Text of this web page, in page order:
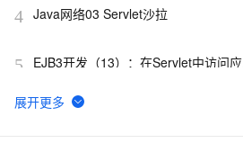
4 Java网络03 Servlet沙拉
5
EJB3开发（13）：在Servlet中访问
6 Java Servlet关键点详解